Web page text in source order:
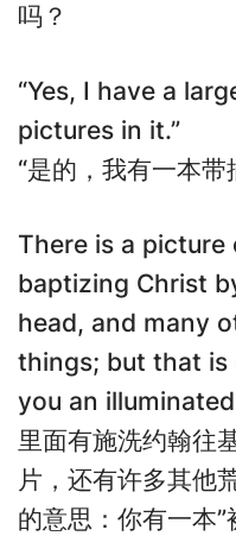
吗？
“Yes, I have a
pictures in it.”
“是的，我有一本
There is a
baptizing Christ
head, and many
things; but that is
you an
里面有施洗约翰往
片，还有许多其他
的意思：你有一本”